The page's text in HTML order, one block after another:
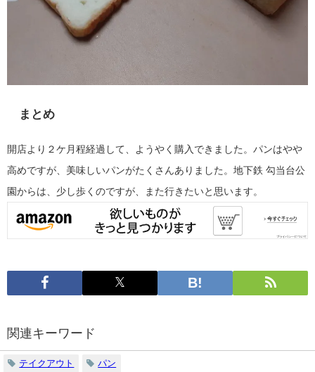
まとめ
開店より２ケ月程経過して、ようやく購入できました。パンはやや
高めですが、美味しいパンがたくさんありました。地下鉄 勾当台公
園からは、少し歩くのですが、また行きたいと思います。
関連キーワード
テイクアウト パン